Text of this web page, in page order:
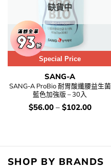
Special Price
缺貨中
SANG-A
SANG-A ProBio 耐胃酸纖腰益生菌
藍色加強版 – 30入
價
$56.00– $102.00
SHOP BY BRANDS